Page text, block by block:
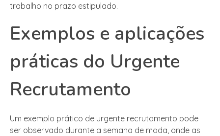
trabalho no prazo estipulado.
Exemplos e aplicações
práticas do Urgente
Recrutamento
Um exemplo prático de urgente recrutamento pode
ser observado durante a semana de moda, onde as